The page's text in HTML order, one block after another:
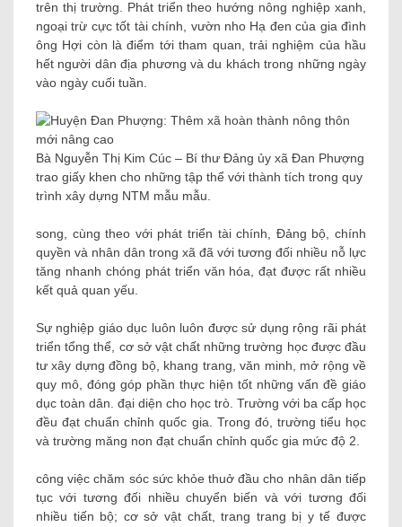
trên thị trường. Phát triển theo hướng nông nghiệp xanh,
ngoại trừ cực tốt tài chính, vườn nho Hạ đen của gia đình
ông Hợi còn là điểm tới tham quan, trải nghiệm của hầu
hết người dân địa phương và du khách trong những ngày
vào ngày cuối tuần.
Bà Nguyễn Thị Kim Cúc – Bí thư Đảng ủy xã Đan Phượng
trao giấy khen cho những tập thể với thành tích trong quy
trình xây dựng NTM mẫu mẫu.
song, cùng theo với phát triển tài chính, Đảng bộ, chính
quyền và nhân dân trong xã đã với tương đối nhiều nỗ lực
tăng nhanh chóng phát triển văn hóa, đạt được rất nhiều
kết quả quan yếu.
Sự nghiệp giáo dục luôn luôn được sử dụng rộng rãi phát
triển tổng thể, cơ sở vật chất những trường học được đầu
tư xây dựng đồng bộ, khang trang, văn minh, mở rộng về
quy mô, đóng góp phần thực hiện tốt những vấn đề giáo
dục toàn dân. đại diện cho học trò. Trường với ba cấp học
đều đạt chuẩn chỉnh quốc gia. Trong đó, trường tiểu học
và trường măng non đạt chuẩn chỉnh quốc gia mức độ 2.
công việc chăm sóc sức khỏe thuở đầu cho nhân dân tiếp
tục với tương đối nhiều chuyển biến và với tương đối
nhiều tiến bộ; cơ sở vật chất, trang trang bị y tế được